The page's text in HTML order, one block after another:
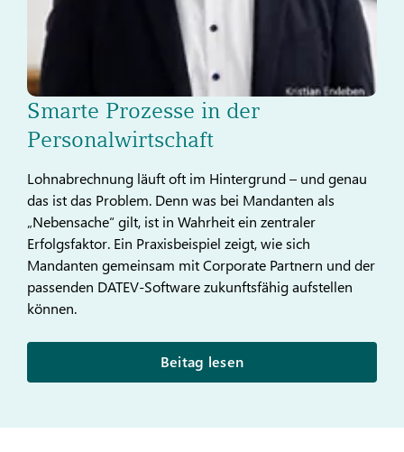
Smarte Prozesse in der
Personalwirtschaft
Lohnabrechnung läuft oft im Hintergrund – und genau
das ist das Problem. Denn was bei Mandanten als
„Nebensache“ gilt, ist in Wahrheit ein zentraler
Erfolgsfaktor. Ein Praxisbeispiel zeigt, wie sich
Mandanten gemeinsam mit Corporate Partnern und der
passenden DATEV-Software zukunftsfähig aufstellen
können.
Beitag lesen